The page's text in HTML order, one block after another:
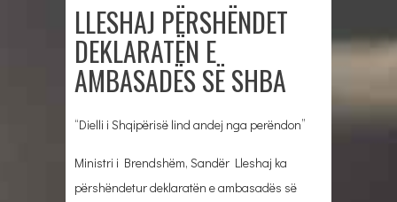
LLESHAJ PËRSHËNDET
DEKLARATËN E
AMBASADËS SË SHBA
“Dielli i Shqipërisë lind andej nga perëndon”
Ministri i Brendshëm, Sandër Lleshaj ka
përshëndetur deklaratën e ambasadës së